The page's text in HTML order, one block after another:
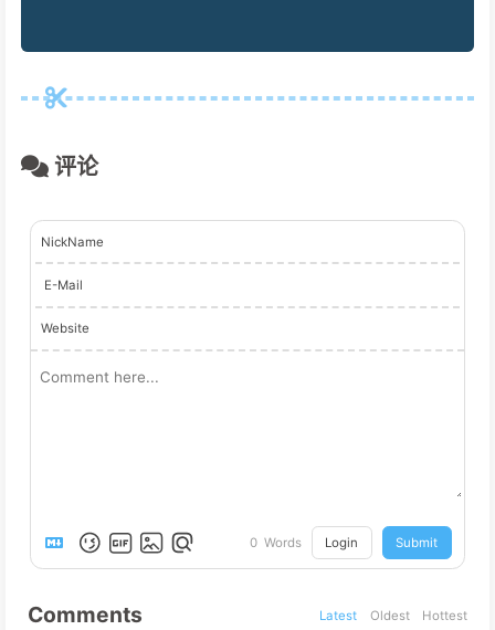
评论
NickName
E-Mail
Website
0 Words Login Submit
Comments Latest Oldest Hottest